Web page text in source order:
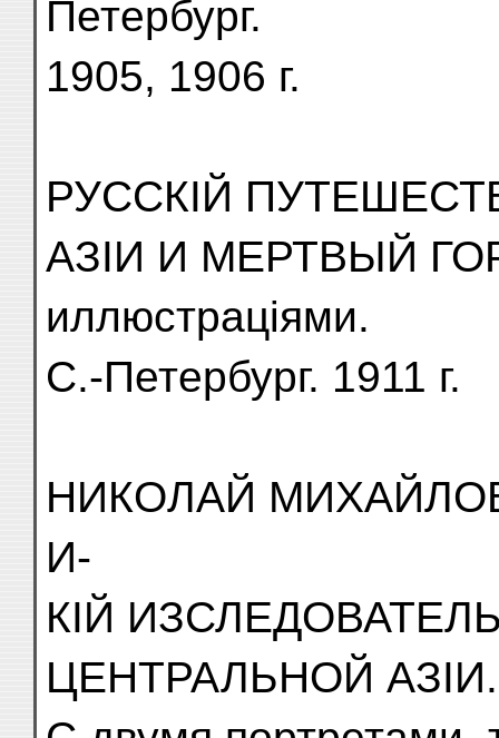
Петербург.
1905, 1906 г.
РУССКІЙ
АЗІИ И МЕРТВЫЙ
иллюстраціями.
С.-Петербург. 1911 г.
НИКОЛАЙ
И-
КІЙ
ЦЕНТРАЛЬНОЙ АЗІИ.